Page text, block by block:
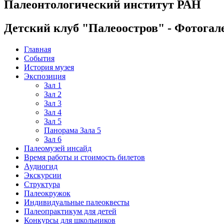
Палеонтологический институт РАН
Детский клуб "Палеоостров" -
Главная
События
История музея
Экспозиция
Зал 1
Зал 2
Зал 3
Зал 4
Зал 5
Панорама Зала 5
Зал 6
Палеомузей инсайд
Время работы и стоимость билетов
Аудиогид
Экскурсии
Структура
Палеокружок
Индивидуальные палеоквесты
Палеопрактикум для детей
Конкурсы для школьников